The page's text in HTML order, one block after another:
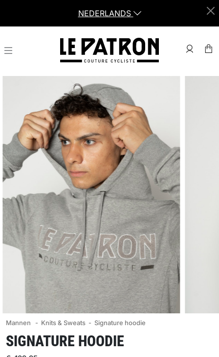
NEDERLANDS
Mannen - Knits & Sweats - Signature hoodie
SIGNATURE HOODIE